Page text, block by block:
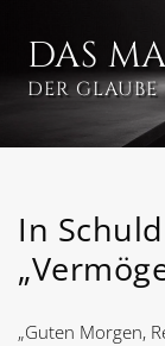
Inhalt
springenDAS
DER
In
„Guten Morgen,